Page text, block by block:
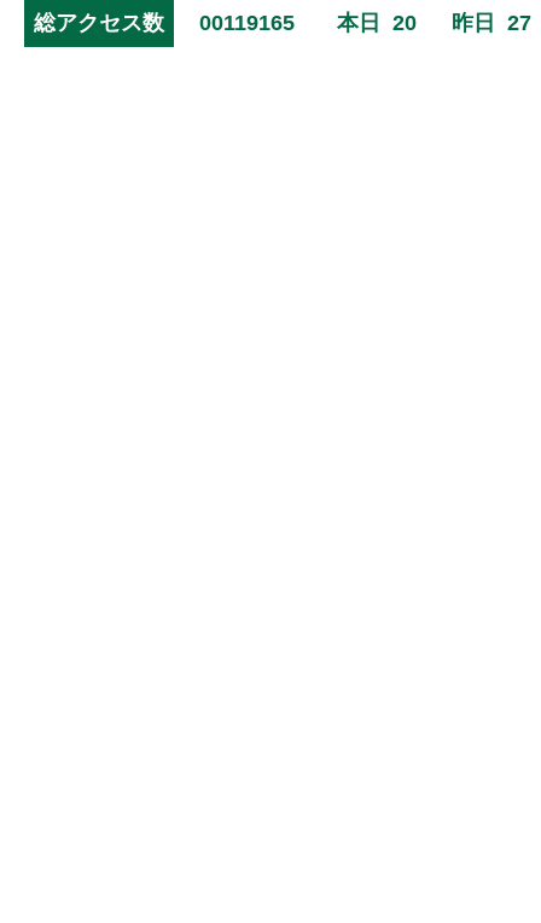
総アクセス数 00119165 本日 20 昨日 27